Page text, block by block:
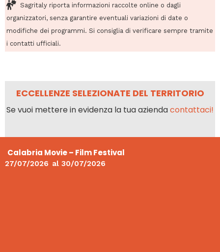
Sagritaly riporta informazioni raccolte online o dagli
organizzatori, senza garantire eventuali variazioni di date o
modifiche dei programmi. Si consiglia di verificare sempre tramite
i contatti ufficiali.
ECCELLENZE SELEZIONATE DEL TERRITORIO
Se vuoi mettere in evidenza la tua aziendacontattaci!
Calabria Movie – Film Festival
27/07/2026 al 30/07/2026